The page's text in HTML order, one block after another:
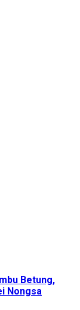
Betung,
Nongsa